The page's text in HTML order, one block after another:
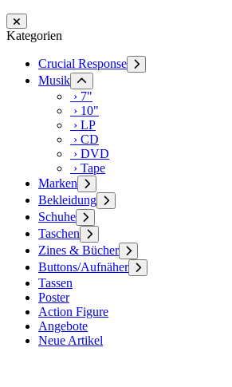
Kategorien
Crucial Response
Musik
› 7"
› 10"
› LP
› CD
› DVD
› Tape
Marken
Bekleidung
Schuhe
Taschen
Zines & Bücher
Buttons/Aufnäher
Tassen
Poster
Action Figure
Angebote
Neue Artikel